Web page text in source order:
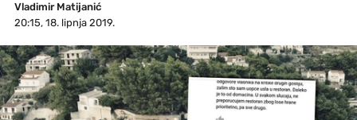
Vladimir Matijanić
20:15, 18. lipnja 2019.